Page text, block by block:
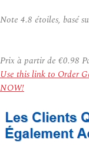
Note 4.8 étoiles, basé
Prix à partir de €0.98
Use this link to Order
NOW!